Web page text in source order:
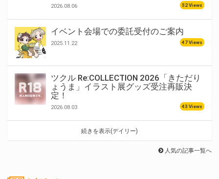
2026.08.06 52 Views
イベント会場での委託受付のご案内
2025.11.22 47 Views
ツクル Re:COLLECTION 2026「きただり
ょうま」イラスト展グッズ受注再販決
定！
2026.08.03 43 Views
続きを表示(デイリー)
人気の記事一覧へ